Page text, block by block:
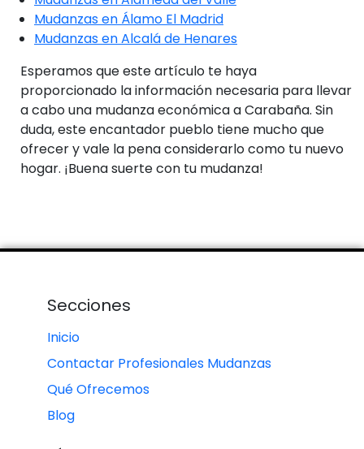
Mudanzas en Álamo El Madrid
Mudanzas en Alcalá de Henares
Esperamos que este artículo te haya
proporcionado la información necesaria para llevar
a cabo una mudanza económica a Carabaña. Sin
duda, este encantador pueblo tiene mucho que
ofrecer y vale la pena considerarlo como tu nuevo
hogar. ¡Buena suerte con tu mudanza!
Secciones
Inicio
Contactar Profesionales Mudanzas
Qué Ofrecemos
Blog